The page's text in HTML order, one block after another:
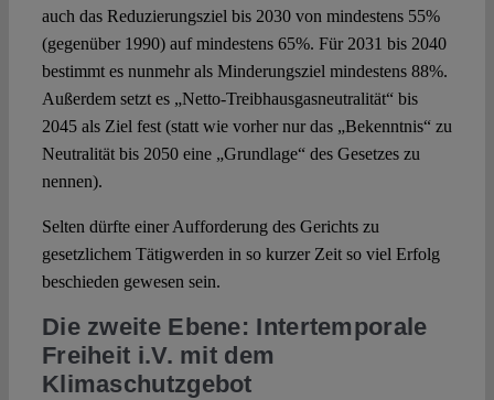
auch das Reduzierungsziel bis 2030 von mindestens 55%
(gegenüber 1990) auf mindestens 65%. Für 2031 bis 2040
bestimmt es nunmehr als Minderungsziel mindestens 88%.
Außerdem setzt es „Netto-Treibhausgasneutralität“ bis
2045 als Ziel fest (statt wie vorher nur das „Bekenntnis“ zu
Neutralität bis 2050 eine „Grundlage“ des Gesetzes zu
nennen).
Selten dürfte einer Aufforderung des Gerichts zu
gesetzlichem Tätigwerden in so kurzer Zeit so viel Erfolg
beschieden gewesen sein.
Die zweite Ebene: Intertemporale
Freiheit i.V. mit dem
Klimaschutzgebot